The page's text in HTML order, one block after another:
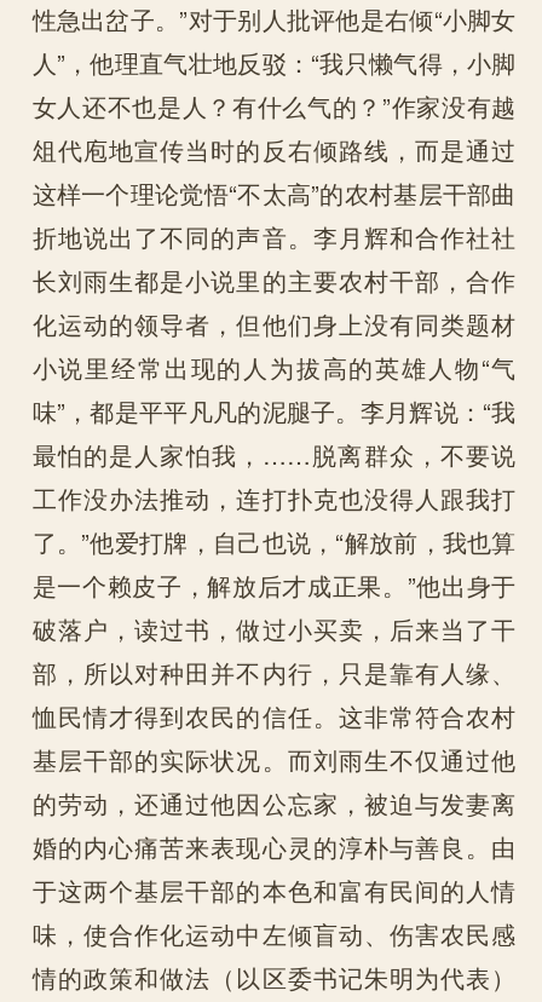
性急出岔子。”对于别人批评他是右倾“小脚女
人”，他理直气壮地反驳：“我只懒气得，小脚
女人还不也是人？有什么气的？”作家没有越
俎代庖地宣传当时的反右倾路线，而是通过
这样一个理论觉悟“不太高”的农村基层干部曲
折地说出了不同的声音。李月辉和合作社社
长刘雨生都是小说里的主要农村干部，合作
化运动的领导者，但他们身上没有同类题材
小说里经常出现的人为拔高的英雄人物“气
味”，都是平平凡凡的泥腿子。李月辉说：“我
最怕的是人家怕我，……脱离群众，不要说
工作没办法推动，连打扑克也没得人跟我打
了。”他爱打牌，自己也说，“解放前，我也算
是一个赖皮子，解放后才成正果。”他出身于
破落户，读过书，做过小买卖，后来当了干
部，所以对种田并不内行，只是靠有人缘、
恤民情才得到农民的信任。这非常符合农村
基层干部的实际状况。而刘雨生不仅通过他
的劳动，还通过他因公忘家，被迫与发妻离
婚的内心痛苦来表现心灵的淳朴与善良。由
于这两个基层干部的本色和富有民间的人情
味，使合作化运动中左倾盲动、伤害农民感
情的政策和做法（以区委书记朱明为代表）